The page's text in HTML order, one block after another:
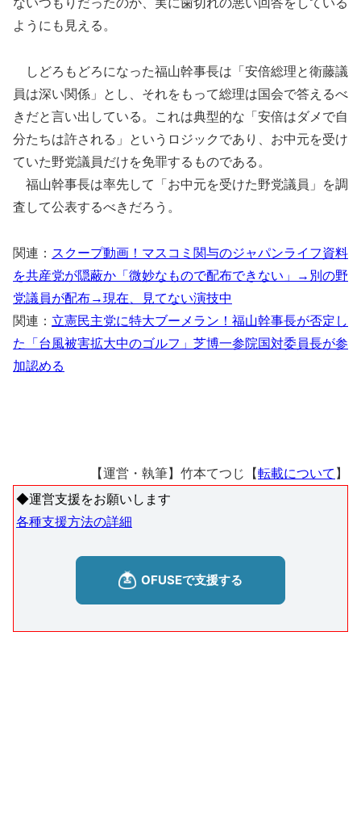
ないつもりだったのか、実に歯切れの悪い回答をしている
ようにも見える。
しどろもどろになった福山幹事長は「安倍総理と衛藤議
員は深い関係」とし、それをもって総理は国会で答えるべ
きだと言い出している。これは典型的な「安倍はダメで自
分たちは許される」というロジックであり、お中元を受け
ていた野党議員だけを免罪するものである。
福山幹事長は率先して「お中元を受けた野党議員」を調
査して公表するべきだろう。
関連： スクープ動画！マスコミ関与のジャパンライフ資料
を共産党が隠蔽か「微妙なもので配布できない」→別の野
党議員が配布→現在、見てない演技中
関連： 立憲民主党に特大ブーメラン！福山幹事長が否定し
た「台風被害拡大中のゴルフ」芝博一参院国対委員長が参
加認める
【運営・執筆】竹本てつじ【転載について 】
◆運営支援をお願いします
各種支援方法の詳細